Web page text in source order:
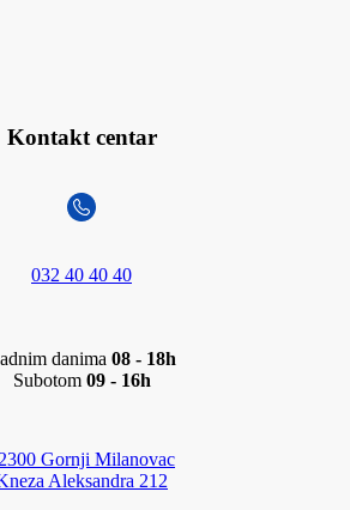
Kontakt centar
032 40 40 40
danima 08 - 18h
Subotom 09 - 16h
Gornji Milanovac
Aleksandra 212